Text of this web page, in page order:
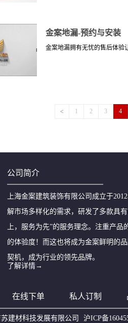
品结实好用，也获得了多项国
方便随时取出清洗。二、金案
新、让生活更美好三大品牌要
业致辞。从行业的角度来看：
示，希望借着发布会将希望
牌未来的信心。金牌品牌发
金案地漏-预约与安装
金案地漏拥有无忧的售后体验
1 2 3 4
公司简介
上海金案建筑装饰有限公司成立于
解市场多样化的需求，研发了多款具
上，服务为先”的服务理念。注重产
的体验度！而这也将成为金案鲜明的
契机，成为行业的领先品牌。
了解详情→
在线下单 私人订制
建材科技发展有限公司 沪ICP备